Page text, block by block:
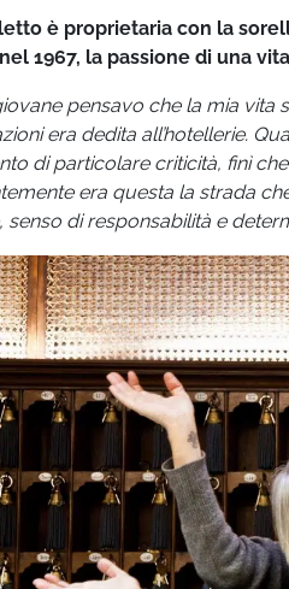
è proprietaria con la
1967, la passione di una
pensavo che la mia vita
era dedita all’hotellerie.
di particolare criticità, finì
era questa la strada
senso di responsabilità e